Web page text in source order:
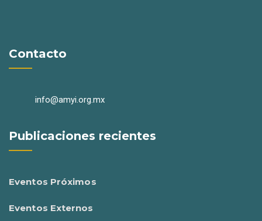
Contacto
info@amyi.org.mx
Publicaciones recientes
Eventos Próximos
Eventos Externos